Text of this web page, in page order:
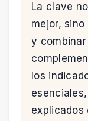
La clave
mejor,
y
los
explicados